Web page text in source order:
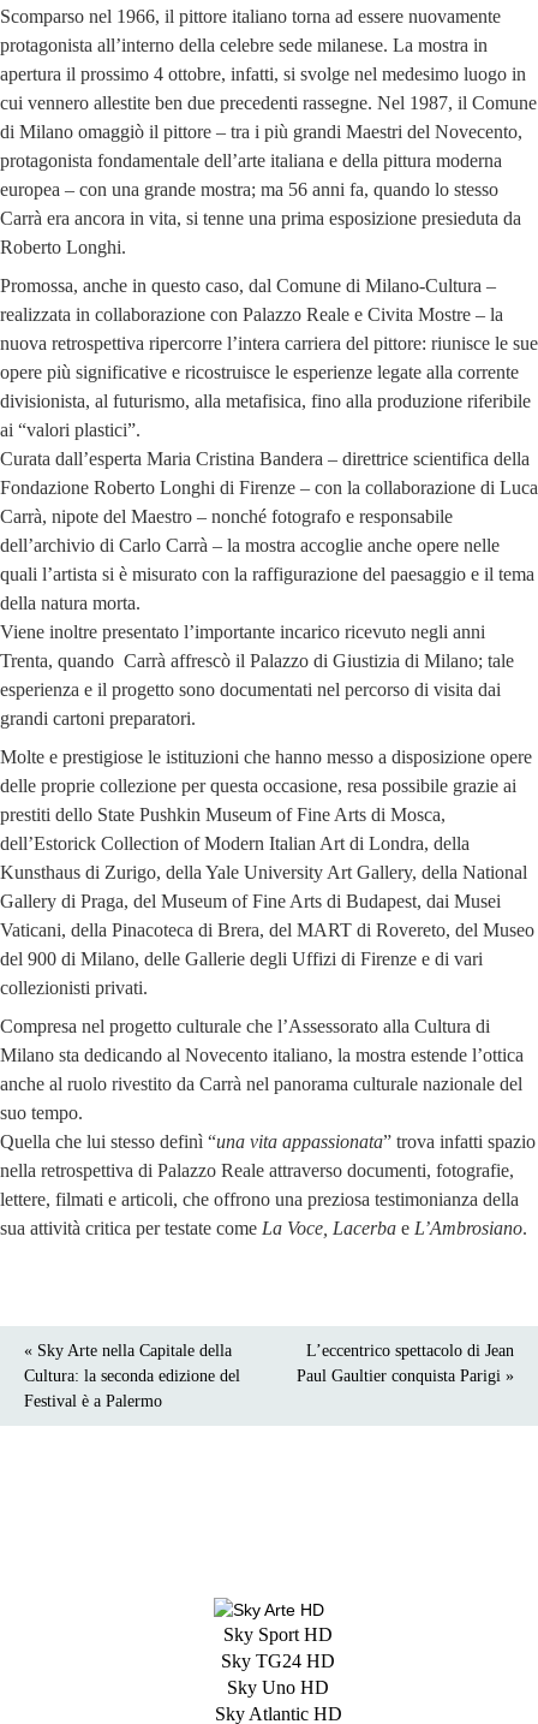
Scomparso nel 1966, il pittore italiano torna ad essere nuovamente
protagonista all’interno della celebre sede milanese. La mostra in
apertura il prossimo 4 ottobre, infatti, si svolge nel medesimo luogo in
cui vennero allestite ben due precedenti rassegne. Nel 1987, il Comune
di Milano omaggiò il pittore – tra i più grandi Maestri del Novecento,
protagonista fondamentale dell’arte italiana e della pittura moderna
europea – con una grande mostra; ma 56 anni fa, quando lo stesso
Carrà era ancora in vita, si tenne una prima esposizione presieduta da
Roberto Longhi.
Promossa, anche in questo caso, dal Comune di Milano-Cultura –
realizzata in collaborazione con Palazzo Reale e Civita Mostre – la
nuova retrospettiva ripercorre l’intera carriera del pittore: riunisce le sue
opere più significative e ricostruisce le esperienze legate alla corrente
divisionista, al futurismo, alla metafisica, fino alla produzione riferibile
ai “valori plastici”.
Curata dall’esperta Maria Cristina Bandera – direttrice scientifica della
Fondazione Roberto Longhi di Firenze – con la collaborazione di Luca
Carrà, nipote del Maestro – nonché fotografo e responsabile
dell’archivio di Carlo Carrà – la mostra accoglie anche opere nelle
quali l’artista si è misurato con la raffigurazione del paesaggio e il tema
della natura morta.
Viene inoltre presentato l’importante incarico ricevuto negli anni
Trenta, quando Carrà affrescò il Palazzo di Giustizia di Milano; tale
esperienza e il progetto sono documentati nel percorso di visita dai
grandi cartoni preparatori.
Molte e prestigiose le istituzioni che hanno messo a disposizione opere
delle proprie collezione per questa occasione, resa possibile grazie ai
prestiti dello State Pushkin Museum of Fine Arts di Mosca,
dell’Estorick Collection of Modern Italian Art di Londra, della
Kunsthaus di Zurigo, della Yale University Art Gallery, della National
Gallery di Praga, del Museum of Fine Arts di Budapest, dai Musei
Vaticani, della Pinacoteca di Brera, del MART di Rovereto, del Museo
del 900 di Milano, delle Gallerie degli Uffizi di Firenze e di vari
collezionisti privati.
Compresa nel progetto culturale che l’Assessorato alla Cultura di
Milano sta dedicando al Novecento italiano, la mostra estende l’ottica
anche al ruolo rivestito da Carrà nel panorama culturale nazionale del
suo tempo.
Quella che lui stesso definì “una vita appassionata” trova infatti spazio
nella retrospettiva di Palazzo Reale attraverso documenti, fotografie,
lettere, filmati e articoli, che offrono una preziosa testimonianza della
sua attività critica per testate come La Voce, Lacerba e L’Ambrosiano.
« Sky Arte nella Capitale della
Cultura: la seconda edizione del
Festival è a Palermo
L’eccentrico spettacolo di Jean
Paul Gaultier conquista Parigi »
Sky Sport HD
Sky TG24 HD
Sky Uno HD
Sky Atlantic HD